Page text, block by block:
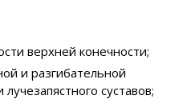
верхней конечности;
и разгибательной
суставов;